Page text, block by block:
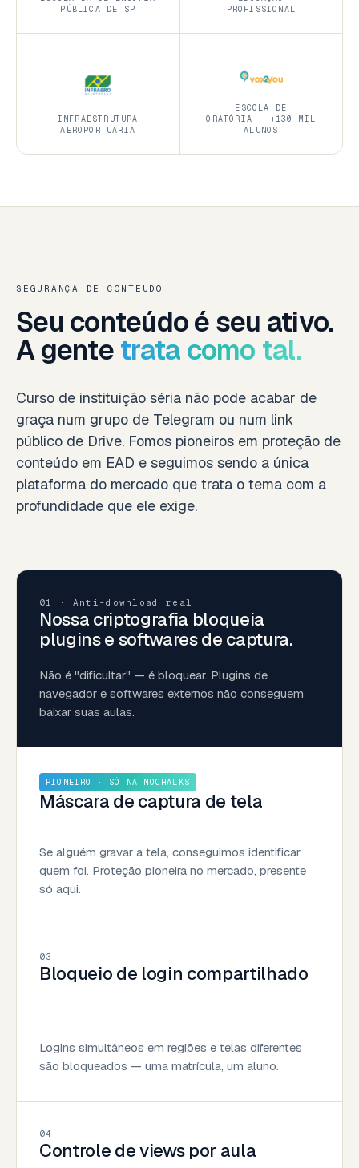
PÚBLICA DE SP
PROFISSIONAL
INFRAESTRUTURA
AEROPORTUÁRIA
ESCOLA DE
ORATÓRIA · +130 MIL
ALUNOS
SEGURANÇA DE CONTEÚDO
Seu conteúdo é seu ativo.
A gente trata como tal.
Curso de instituição séria não pode acabar de
graça num grupo de Telegram ou num link
público de Drive. Fomos pioneiros em proteção de
conteúdo em EAD e seguimos sendo a única
plataforma do mercado que trata o tema com a
profundidade que ele exige.
01 · Anti-download real
Nossa criptografia bloqueia
plugins e softwares de captura.
Não é "dificultar" — é bloquear. Plugins de
navegador e softwares externos não conseguem
baixar suas aulas.
PIONEIRO · SÓ NA NOCHALKS
Máscara de captura de tela
Se alguém gravar a tela, conseguimos identificar
quem foi. Proteção pioneira no mercado, presente
só aqui.
03
Bloqueio de login compartilhado
Logins simultâneos em regiões e telas diferentes
são bloqueados — uma matrícula, um aluno.
04
Controle de views por aula